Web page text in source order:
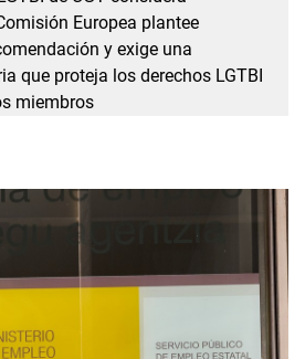
Europea plantee
y exige una
que proteja los derechos LGTBI
miembros